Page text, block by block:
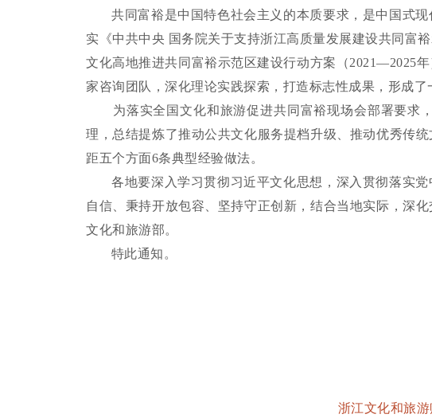
共同富裕是中国特色社会主义的本质要求，是中国式现
实《中共中央 国务院关于支持浙江高质量发展建设共同富
文化高地推进共同富裕示范区建设行动方案（2021—2025
家咨询团队，深化理论实践探索，打造标志性成果，形成了
为落实全国文化和旅游促进共同富裕现场会部署要求
理，总结提炼了推动公共文化服务提档升级、推动优秀传
距五个方面6条典型经验做法。
各地要深入学习贯彻习近平文化思想，深入贯彻落实党
自信、秉持开放包容、坚持守正创新，结合当地实际，深
文化和旅游部。
特此通知。
浙江文化和旅